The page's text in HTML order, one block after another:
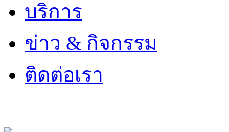
บริการ
ข่าว & กิจกรรม
ติดต่อเรา